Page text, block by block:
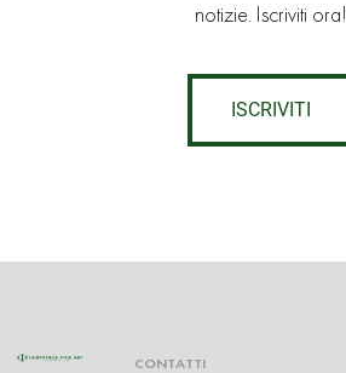
notizie. Iscriviti ora!
ISCRIVITI
CONTATTI